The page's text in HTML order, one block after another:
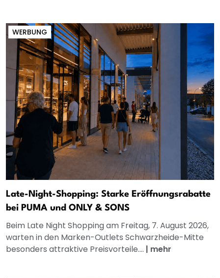
WERBUNG
Late-Night-Shopping: Starke Eröffnungsrabatte
bei PUMA und ONLY & SONS
Beim Late Night Shopping am Freitag, 7. August 2026,
warten in den Marken-Outlets Schwarzheide-Mitte
besonders attraktive Preisvorteile.... | mehr